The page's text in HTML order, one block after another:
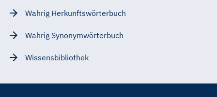
Wahrig Herkunftswörterbuch
Wahrig Synonymwörterbuch
Wissensbibliothek